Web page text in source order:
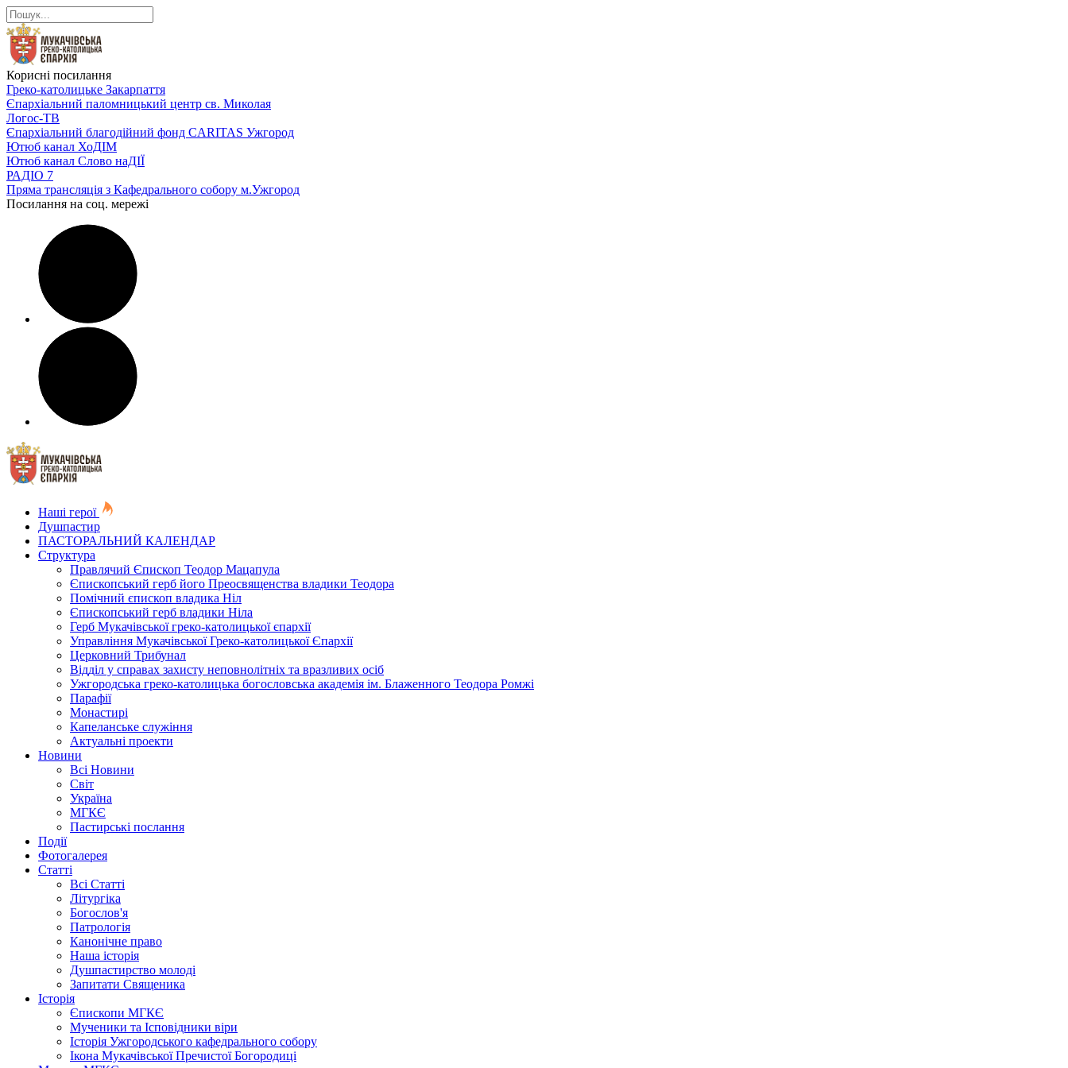
Корисні посилання
Греко-католицьке Закарпаття
Єпархіальний паломницький центр св. Миколая
Логос-ТВ
Єпархіальний благодійний фонд CARITAS Ужгород
Ютюб канал ХоДІМ
Ютюб канал Слово наДІЇ
РАДІО 7
Пряма трансляція з Кафедрального собору м.Ужгород
Посилання на соц. мережі
Наші герої
Душпастир
ПАСТОРАЛЬНИЙ КАЛЕНДАР
Структура
Правлячий Єпископ Теодор Мацапула
Єпископський герб його Преосвященства владики Теодора
Помічний єпископ владика Ніл
Єпископський герб владики Ніла
Герб Мукачівської греко-католицької єпархії
Управління Мукачівської Греко-католицької Єпархії
Церковний Трибунал
Відділ у справах захисту неповнолітніх та вразливих осіб
Ужгородська греко-католицька богословська академія ім. Блаженного Теодора Ромжі
Парафії
Монастирі
Капеланське служіння
Актуальні проекти
Новини
Всі Новини
Світ
Україна
МГКЄ
Пастирські послання
Події
Фотогалерея
Статті
Всі Статті
Літургіка
Богослов'я
Патрологія
Канонічне право
Наша історія
Душпастирство молоді
Запитати Священика
Історія
Єпископи МГКЄ
Мученики та Ісповідники віри
Історія Ужгородського кафедрального собору
Ікона Мукачівської Пречистої Богородиці